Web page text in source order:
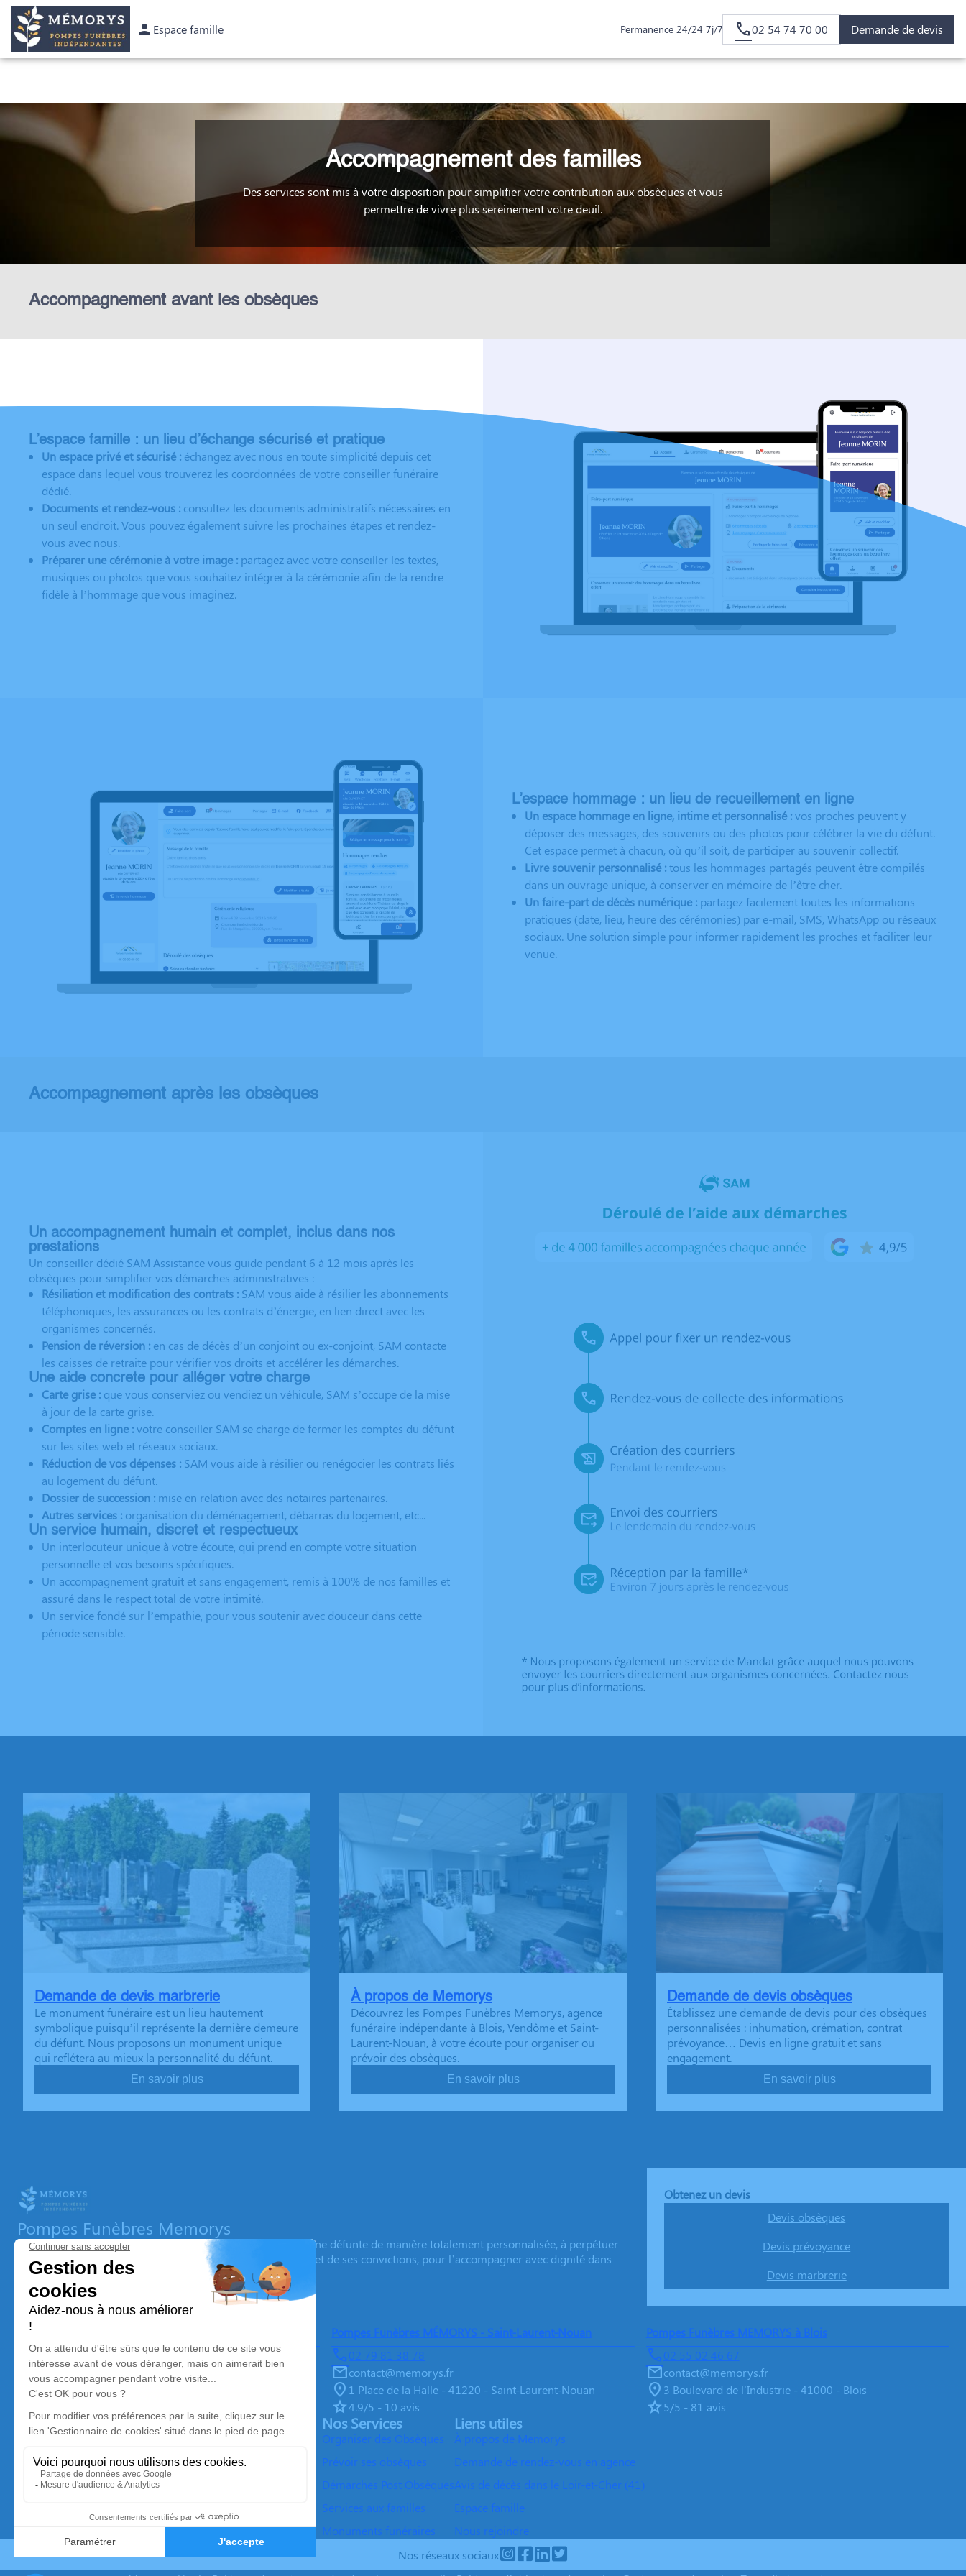
Espace famille Permanence 24/24 7j/7 02 54 74 70 00 Demande de devis
OBSÈQUES PRÉVOYANCE MARBRERIE
Accompagnement des familles
Des services sont mis à votre disposition pour simplifier votre contribution aux obsèques et vous
permettre de vivre plus sereinement votre deuil.
Accompagnement avant les obsèques
L’espace famille : un lieu d’échange sécurisé et pratique
Un espace privé et sécurisé : échangez avec nous en toute simplicité depuis cet
espace dans lequel vous trouverez les coordonnées de votre conseiller funéraire
dédié.
Documents et rendez-vous : consultez les documents administratifs nécessaires en
un seul endroit. Vous pouvez également suivre les prochaines étapes et rendez-
vous avec nous.
Préparer une cérémonie à votre image : partagez avec votre conseiller les textes,
musiques ou photos que vous souhaitez intégrer à la cérémonie afin de la rendre
fidèle à l’hommage que vous imaginez.
L’espace hommage : un lieu de recueillement en ligne
Un espace hommage en ligne, intime et personnalisé :vos proches peuvent y
déposer des messages, des souvenirs ou des photos pour célébrer la vie du défunt.
Cet espace permet à chacun, où qu’il soit, de participer au souvenir collectif.
Livre souvenir personnalisé :tous les hommages partagés peuvent être compilés
dans un ouvrage unique, à conserver en mémoire de l’être cher.
Un faire-part de décès numérique : partagez facilement toutes les informations
pratiques (date, lieu, heure des cérémonies) par e-mail, SMS, WhatsApp ou réseaux
sociaux. Une solution simple pour informer rapidement les proches et faciliter leur
venue.
Accompagnement après les obsèques
Un accompagnement humain et complet, inclus dans nos
prestations
Un conseiller dédié SAM Assistance vous guide pendant 6 à 12 mois après les
obsèques pour simplifier vos démarches administratives :
Résiliation et modification des contrats : SAM vous aide à résilier les abonnements
téléphoniques, les assurances ou les contrats d’énergie, en lien direct avec les
organismes concernés.
Pension de réversion : en cas de décès d’un conjoint ou ex-conjoint, SAM contacte
les caisses de retraite pour vérifier vos droits et accélérer les démarches.
Une aide concrete pour alléger votre charge
Carte grise : que vous conserviez ou vendiez un véhicule, SAM s’occupe de la mise
à jour de la carte grise.
Comptes en ligne :votre conseiller SAM se charge de fermer les comptes du défunt
sur les sites web et réseaux sociaux.
Réduction de vos dépenses : SAM vous aide à résilier ou renégocier les contrats liés
au logement du défunt.
Dossier de succession : mise en relation avec des notaires partenaires.
Autres services : organisation du déménagement, débarras du logement, etc...
Un service humain, discret et respectueux
Un interlocuteur unique à votre écoute, qui prend en compte votre situation
personnelle et vos besoins spécifiques.
Un accompagnement gratuit et sans engagement, remis à 100% de nos familles et
assuré dans le respect total de votre intimité.
Un service fondé sur l’empathie, pour vous soutenir avec douceur dans cette
période sensible.
Demande de devis marbrerie
Le monument funéraire est un lieu hautement
symbolique puisqu’il représente la dernière demeure
du défunt. Nous proposons un monument unique
qui reflétera au mieux la personnalité du défunt.
En savoir plus
À propos de Memorys
Découvrez les Pompes Funèbres Memorys, agence
funéraire indépendante à Blois, Vendôme et Saint-
Laurent-Nouan, à votre écoute pour organiser ou
prévoir des obsèques.
En savoir plus
Demande de devis obsèques
Établissez une demande de devis pour des obsèques
personnalisées : inhumation, crémation, contrat
prévoyance… Devis en ligne gratuit et sans
engagement.
En savoir plus
Pompes Funèbres Memorys
Nos équipes vous aident à honorer la mémoire de la personne défunte de manière totalement personnalisée, à perpétuer
son souvenir dans le respect de ses volontés, de ses valeurs et de ses convictions, pour l’accompagner avec dignité dans
son dernier voyage.
Obtenez un devis
Devis obsèques
Devis prévoyance
Devis marbrerie
Nos agences
Pompes Funèbres MÉMORYS - Vendôme
02 57 54 15 23
3 Fbg Saint-Lubin - 41100 - Vendôme
Pompes Funèbres MÉMORYS - Saint-Laurent-Nouan
02 79 81 38 78
contact@memorys.fr
1 Place de la Halle - 41220 - Saint-Laurent-Nouan
4.9/5 - 10 avis
Pompes Funèbres MEMORYS à Blois
02 55 02 46 67
contact@memorys.fr
3 Boulevard de l'Industrie - 41000 - Blois
5/5 - 81 avis
Nos Services
Organiser des Obsèques
Prévoir ses obsèques
Démarches Post Obsèques
Services aux familles
Monuments funéraires
Liens utiles
À propos de Memorys
Demande de rendez-vous en agence
Avis de décès dans le Loir-et-Cher (41)
Espace famille
Nous rejoindre
Nos réseaux sociaux